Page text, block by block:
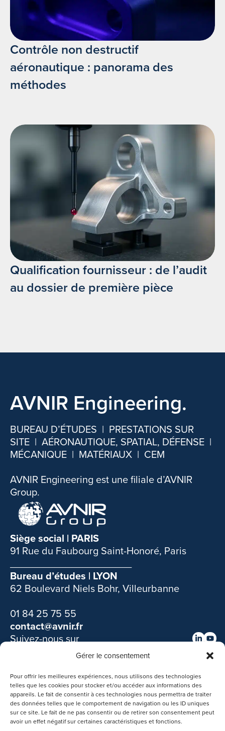
Gérer le consentement
Pour offrir les meilleures expériences, nous utilisons des technologies
telles que les cookies pour stocker et/ou accéder aux informations des
appareils. Le fait de consentir à ces technologies nous permettra de traiter
des données telles que le comportement de navigation ou les ID uniques
sur ce site. Le fait de ne pas consentir ou de retirer son consentement peut
avoir un effet négatif sur certaines caractéristiques et fonctions.
Contrôle non destructif
aéronautique : panorama des
méthodes
Qualification fournisseur : de l’audit
au dossier de première pièce
AVNIR Engineering.
BUREAU D’ÉTUDES | PRESTATIONS SUR
SITE | AÉRONAUTIQUE, SPATIAL, DÉFENSE |
MÉCANIQUE | MATÉRIAUX | CEM
AVNIR Engineering est une filiale d’AVNIR
Group.​
Siège social | PARIS
91 Rue du Faubourg Saint-Honoré, Paris
Bureau d’études | LYON
62 Boulevard Niels Bohr, Villeurbanne
01 84 25 75 55
contact@avnir.fr
Suivez-nous sur
Découvrir nos autres filiales :